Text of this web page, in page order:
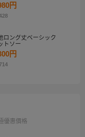
円
ロング丈ベーシック
トソー
円
優惠價格